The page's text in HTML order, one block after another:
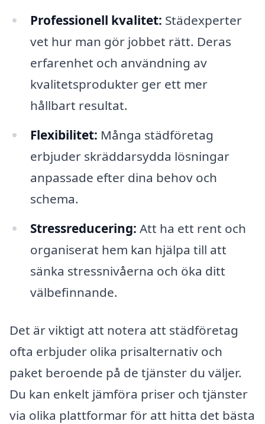
Professionell kvalitet: Städexperter
vet hur man gör jobbet rätt. Deras
erfarenhet och användning av
kvalitetsprodukter ger ett mer
hållbart resultat.
Flexibilitet: Många städföretag
erbjuder skräddarsydda lösningar
anpassade efter dina behov och
schema.
Stressreducering: Att ha ett rent och
organiserat hem kan hjälpa till att
sänka stressnivåerna och öka ditt
välbefinnande.
Det är viktigt att notera att städföretag
ofta erbjuder olika prisalternativ och
paket beroende på de tjänster du väljer.
Du kan enkelt jämföra priser och tjänster
via olika plattformar för att hitta det bästa